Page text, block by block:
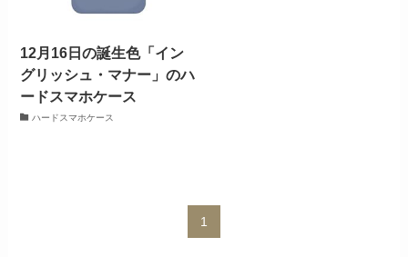
12月16日の誕生色「イン
グリッシュ・マナー」のハ
ードスマホケース
ハードスマホケース
1